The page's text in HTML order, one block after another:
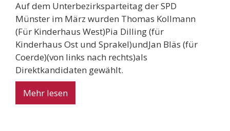
Auf dem Unterbezirksparteitag der SPD
Münster im März wurden Thomas Kollmann
(Für Kinderhaus West)Pia Dilling (für
Kinderhaus Ost und Sprakel)undJan Bläs (für
Coerde)(von links nach rechts)als
Direktkandidaten gewählt.
Mehr lesen